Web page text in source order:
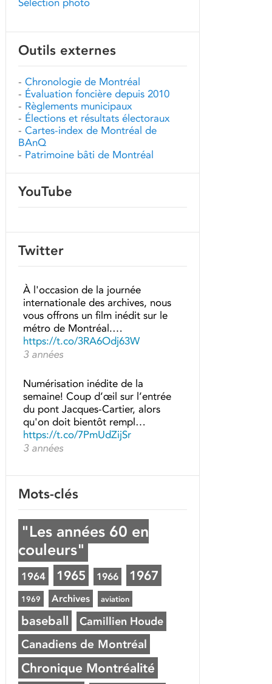
Sélection photo
Outils externes
- Chronologie de Montréal
- Évaluation foncière depuis 2010
- Règlements municipaux
- Élections et résultats électoraux
- Cartes-index de Montréal de
BAnQ
- Patrimoine bâti de Montréal
YouTube
Twitter
À l'occasion de la journée
internationale des archives, nous
vous offrons un film inédit sur le
métro de Montréal.…
https://t.co/3RA6Odj63W
3 années
Numérisation inédite de la
semaine! Coup d’œil sur l’entrée
du pont Jacques-Cartier, alors
qu'on doit bientôt rempl…
https://t.co/7PmUdZijSr
3 années
Mots-clés
"Les années 60 en
couleurs"
1964 1965 1966 1967
1969 Archives aviation
baseball Camillien Houde
Canadiens de Montréal
Chronique Montréalité